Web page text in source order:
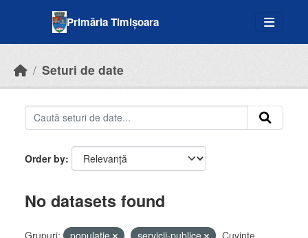
Primăria Timișoara
Seturi de date
Order by
No datasets found
Grupuri: populatie servicii-publice
Cuvinte